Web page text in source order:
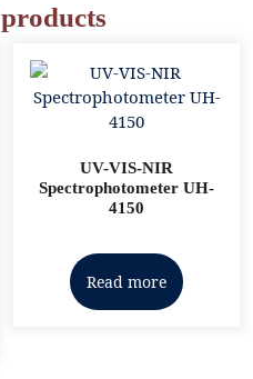
UV-VIS-NIR
Spectrophotometer UH-
4150
Read more